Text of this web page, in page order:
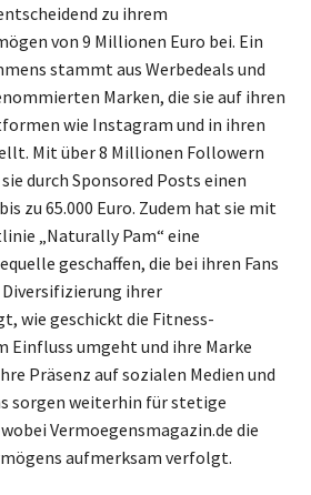
zu ihrem
von 9 Millionen Euro bei. Ein
stammt aus Werbedeals und
Marken, die sie auf ihren
wie Instagram und in ihren
Mit über 8 Millionen Followern
durch Sponsored Posts einen
zu 65.000 Euro. Zudem hat sie mit
„Naturally Pam“ eine
geschaffen, die bei ihren Fans
ihrer
wie geschickt die Fitness-
umgeht und ihre Marke
Präsenz auf sozialen Medien und
sorgen weiterhin für stetige
Vermoegensmagazin.de die
aufmerksam verfolgt.